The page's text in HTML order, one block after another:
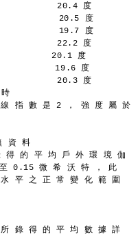
20.4 度
20.5 度
19.7 度
22.2 度
20.1 度
19.6 度
20.3 度
指 數 是 2 ， 強 度 屬 於
資 料
的 平 均 戶 外 環 境 伽
0.15 微 希 沃 特 ， 此
平 之 正 常 變 化 範 圍
錄 得 的 平 均 數 據 詳